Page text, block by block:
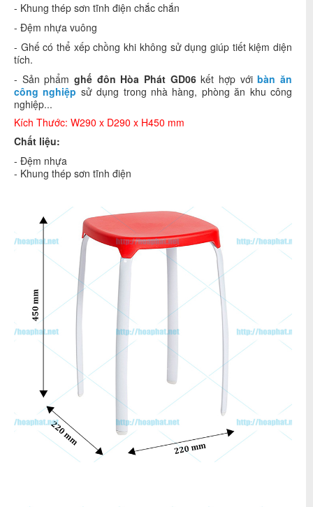
- Khung thép sơn tĩnh điện chắc chắn
- Đệm nhựa vuông
- Ghế có thể xếp chồng khi không sử dụng giúp tiết kiệm diện
tích.
- Sản phẩm ghế đôn Hòa Phát GD06kết hợp vớibàn ăn
công nghiệp sử dụng trong nhà hàng, phòng ăn khu công
nghiệp...
Kích Thước: W290 x D290 x H450 mm
Chất liệu:
- Đệm nhựa
- Khung thép sơn tĩnh điện